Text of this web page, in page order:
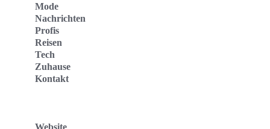
Mode
Nachrichten
Profis
Reisen
Tech
Zuhause
Kontakt
Website